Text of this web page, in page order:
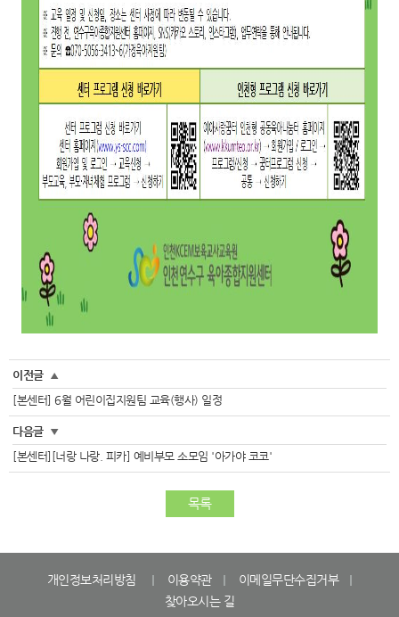
이전글 ▲
[본센터] 6월 어린이집지원팀 교육(행사) 일정
다음글 ▼
[본센터][너랑 나랑. 피카] 예비부모 소모임 '아가야 코코'
목록
개인정보처리방침 이용약관
이메일무단수집거부
찾아오시는 길